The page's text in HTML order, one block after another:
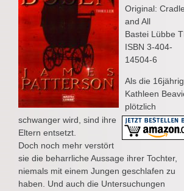
Original: Cradle
and All
Bastei Lübbe
ISBN 3-404-
14504-6
Als die
Kathleen
plötzlich
schwanger wird, sind ihre
Eltern entsetzt.
Doch noch mehr verstört
sie die beharrliche Aussage ihrer Tochter,
niemals mit einem Jungen geschlafen zu
haben. Und auch die Untersuchungen